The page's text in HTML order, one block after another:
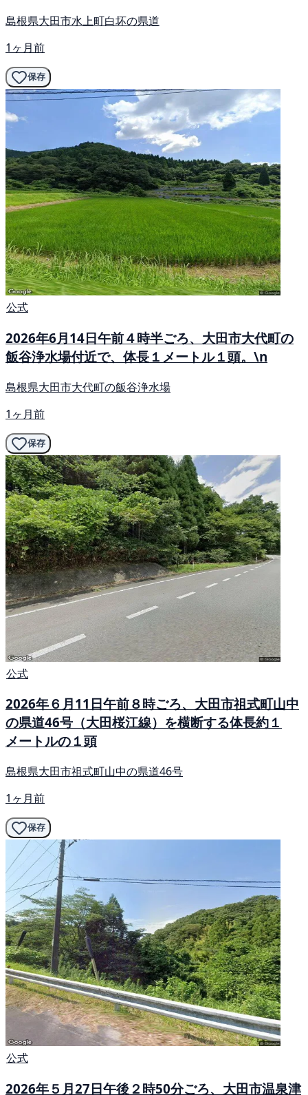
島根県大田市水上町白坏の県道
1ヶ月前
保存
公式
2026年6月14日午前４時半ごろ、大田市大代町の
飯谷浄水場付近で、体長１メートル１頭。\n
島根県大田市大代町の飯谷浄水場
1ヶ月前
保存
公式
2026年６月11日午前８時ごろ、大田市祖式町山中
の県道46号（大田桜江線）を横断する体長約１
メートルの１頭
島根県大田市祖式町山中の県道46号
1ヶ月前
保存
公式
2026年５月27日午後２時50分ごろ、大田市温泉津